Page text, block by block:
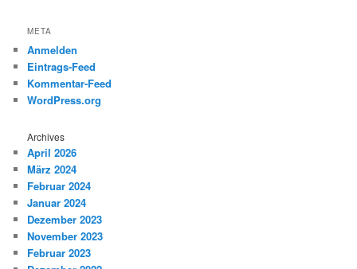
META
Anmelden
Eintrags-Feed
Kommentar-Feed
WordPress.org
Archives
April 2026
März 2024
Februar 2024
Januar 2024
Dezember 2023
November 2023
Februar 2023